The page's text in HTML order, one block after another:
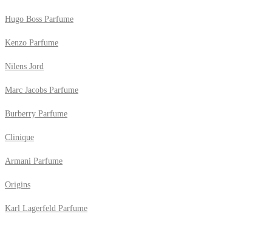
Hugo Boss Parfume
Kenzo Parfume
Nilens Jord
Marc Jacobs Parfume
Burberry Parfume
Clinique
Armani Parfume
Origins
Karl Lagerfeld Parfume